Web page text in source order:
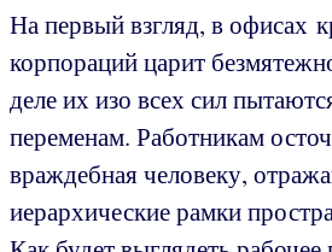
На первый взгляд, в офисах
корпораций царит
деле их изо всех сил
переменам. Работникам
враждебная человеку,
иерархические рамки